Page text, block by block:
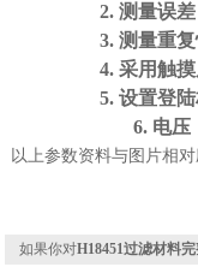
2. 测量误
3. 测量重
4. 采用触
5. 设置登
6. 电压
以上参数资料与图片相
如果你对H18451过滤材料